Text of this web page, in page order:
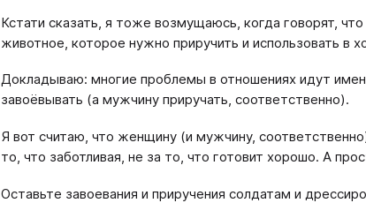
Кстати сказать, я тоже возмущаюсь, когда говорят,
животное, которое нужно приручить и использовать в
Докладываю: многие проблемы в отношениях идут
завоёвывать (а мужчину приручать, соответственно).
Я вот считаю, что женщину (и мужчину,
то, что заботливая, не за то, что готовит хорошо. А
Оставьте завоевания и приручения солдатам и